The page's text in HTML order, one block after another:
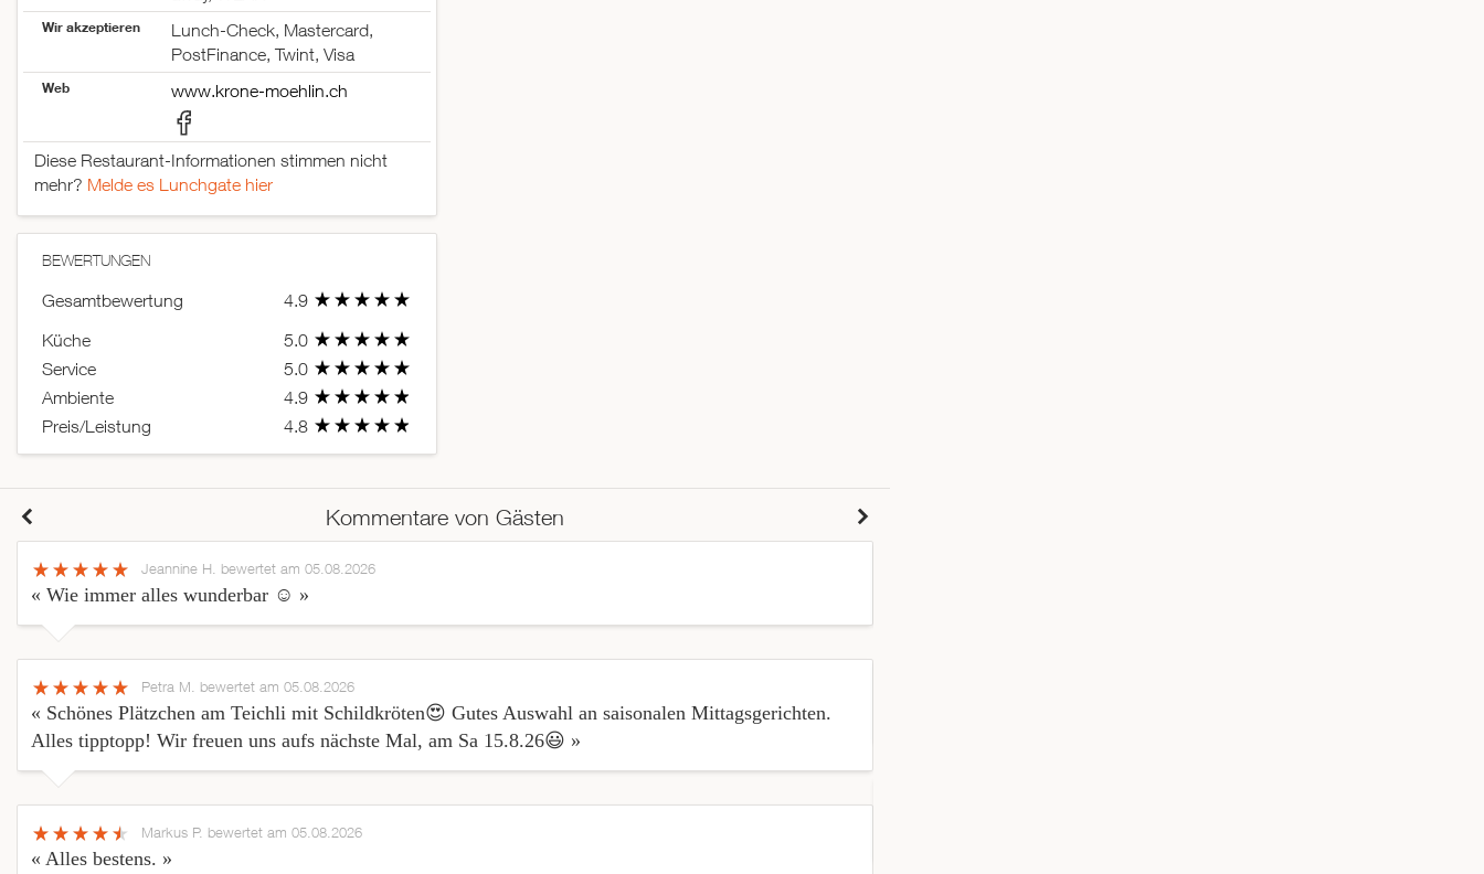
Wir akzeptieren
Lunch-Check, Mastercard,
PostFinance, Twint, Visa
Web www.krone-moehlin.ch
Diese Restaurant-Informationen stimmen nicht
mehr? Melde es Lunchgate hier
BEWERTUNGEN
Gesamtbewertung
4.9
Küche
5.0
Service
5.0
Ambiente
4.9
Preis/Leistung
4.8
Kommentare von Gästen
Jeannine H. bewertet am 05.08.2026
« Wie immer alles wunderbar ☺️ »
Petra M. bewertet am 05.08.2026
« Schönes Plätzchen am Teichli mit Schildkröten😍 Gutes Auswahl an saisonalen Mittagsgerichten.
Alles tipptopp! Wir freuen uns aufs nächste Mal, am Sa 15.8.26😃 »
Markus P. bewertet am 05.08.2026
« Alles bestens. »